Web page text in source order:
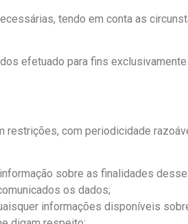
tendo em conta as
efetuado para fins
com periodicidade
sobre as finalidades
os dados;
informações disponíveis